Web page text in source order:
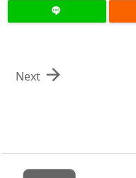

Next